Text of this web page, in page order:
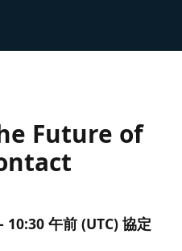
Future of
午前 (UTC) 協定